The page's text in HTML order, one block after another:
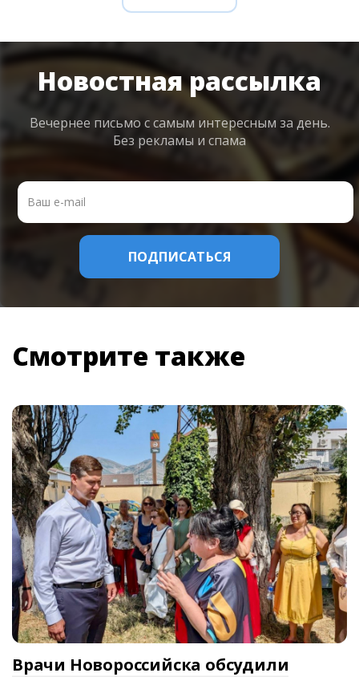
Новостная рассылка
Вечернее письмо с самым интересным за день.
Без рекламы и спама
Смотрите также
Врачи Новороссийска обсудили